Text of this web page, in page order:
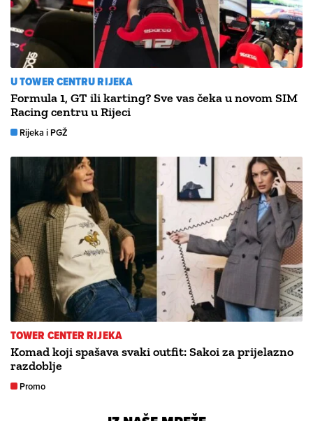
U TOWER CENTRU RIJEKA
Formula 1, GT ili karting? Sve vas čeka u novom SIM
Racing centru u Rijeci
Rijeka i PGŽ
TOWER CENTER RIJEKA
Komad koji spašava svaki outfit: Sakoi za prijelazno
razdoblje
Promo